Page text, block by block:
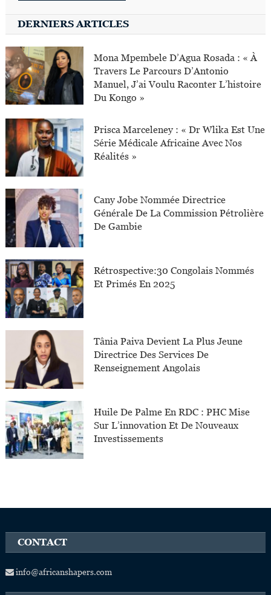
DERNIERS ARTICLES
Mona Mpembele D’Agua Rosada : « À
Travers Le Parcours D’Antonio
Manuel, J’ai Voulu Raconter L’histoire
Du Kongo »
Prisca Marceleney : « Dr Wlika Est Une
Série Médicale Africaine Avec Nos
Réalités »
Cany Jobe Nommée Directrice
Générale De La Commission Pétrolière
De Gambie
Rétrospective:30 Congolais Nommés
Et Primés En 2025
Tânia Paiva Devient La Plus Jeune
Directrice Des Services De
Renseignement Angolais
Huile De Palme En RDC : PHC Mise
Sur L’innovation Et De Nouveaux
Investissements
CONTACT
info@africanshapers.com